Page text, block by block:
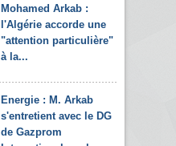
Mohamed Arkab :
l'Algérie accorde une
"attention particulière"
à la...
Energie : M. Arkab
s'entretient avec le DG
de Gazprom